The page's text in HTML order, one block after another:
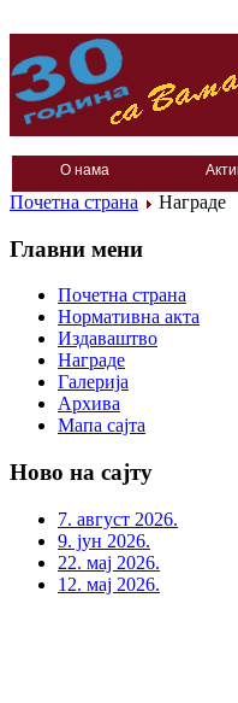
О нама
Почетна страна Награде
Главни мени
Почетна страна
Нормативна акта
Издаваштво
Награде
Галерија
Архива
Мапа сајта
Ново на сајту
7. август 2026.
9. јун 2026.
22. мај 2026.
12. мај 2026.